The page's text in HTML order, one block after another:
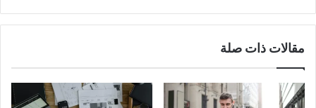
مقالات ذات صلة